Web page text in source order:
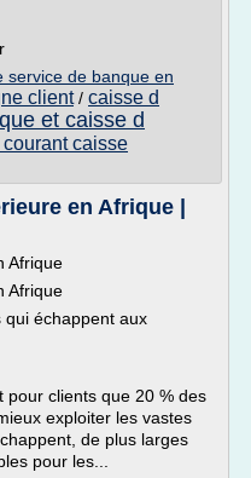
service de banque en
client/ caisse d
et caisse d
caisse
en Afrique |
Afrique
Afrique
qui échappent aux
pour clients que 20 % des
exploiter les vastes
de plus larges
pour les...